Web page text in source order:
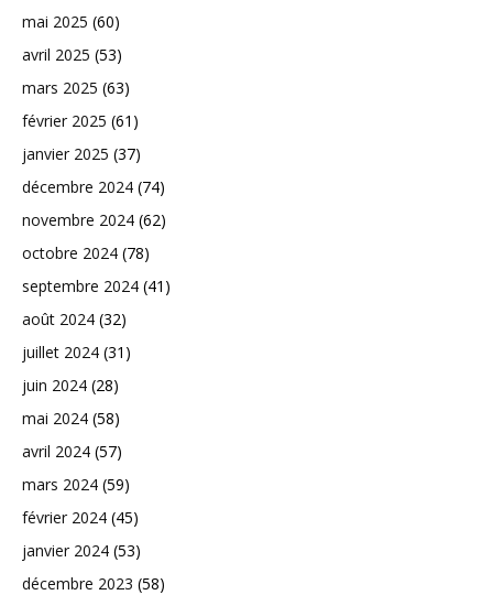
mai 2025 (60)
avril 2025 (53)
mars 2025 (63)
février 2025 (61)
janvier 2025 (37)
décembre 2024 (74)
novembre 2024 (62)
octobre 2024 (78)
septembre 2024 (41)
août 2024 (32)
juillet 2024 (31)
juin 2024 (28)
mai 2024 (58)
avril 2024 (57)
mars 2024 (59)
février 2024 (45)
janvier 2024 (53)
décembre 2023 (58)